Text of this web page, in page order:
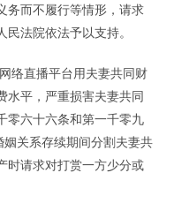
务而不履行等情形，请求
法院依法予以支持。
络直播平台用夫妻共同财
水平，严重损害夫妻共同
零六十六条和第一千零九
姻关系存续期间分割夫妻共
时请求对打赏一方少分或